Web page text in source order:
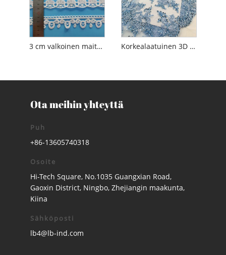
3 cm valkoinen maitosilkki, polyesteri vesiliukoinen brodeerattu pitsireunus Korkealaatuinen 3D -kukka -helmillä oleva tekstiilikirjontakangas pitsi sisustus
Ota meihin yhteyttä
Puh
+86-13605740318
Osoite
Hi-Tech Square, No.1035 Guangxian Road,
Gaoxin District, Ningbo, Zhejiangin maakunta,
Kiina
Sähköposti
lb4@lb-ind.com